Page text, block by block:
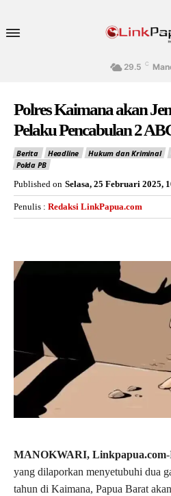
29.5 C
Polres Kaimana akan
Pelaku Pencabulan 2
Berita Headline Hukum dan Kriminal
Polda PB
Published on Selasa, 25 Februari 2025,
Penulis : Redaksi LinkPapua.com
MANOKWARI, Linkpapua.com
yang dilaporkan menyetubuhi dua
tahun di Kaimana, Papua Barat